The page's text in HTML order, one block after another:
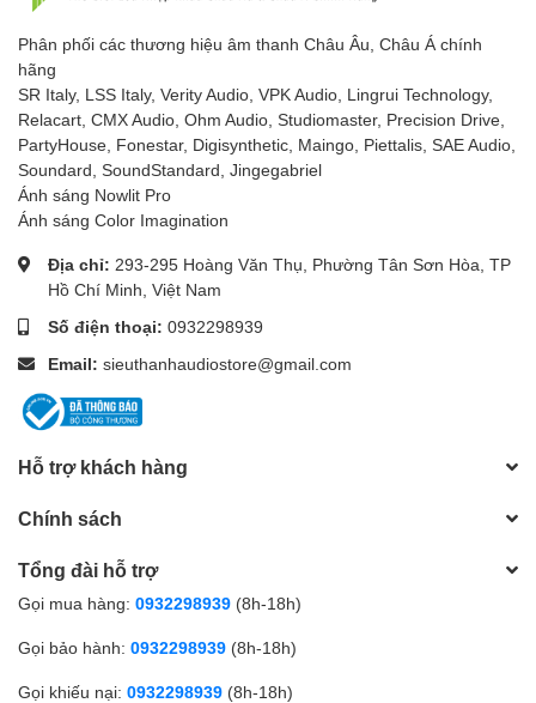
Phân phối các thương hiệu âm thanh Châu Âu, Châu Á chính
hãng
SR Italy, LSS Italy, Verity Audio, VPK Audio, Lingrui Technology,
Relacart, CMX Audio, Ohm Audio, Studiomaster, Precision Drive,
PartyHouse, Fonestar, Digisynthetic, Maingo, Piettalis, SAE Audio,
Soundard, SoundStandard, Jingegabriel
Ánh sáng Nowlit Pro
Ánh sáng Color Imagination
Địa chỉ: 293-295 Hoàng Văn Thụ, Phường Tân Sơn Hòa, TP
Hồ Chí Minh, Việt Nam
Số điện thoại: 0932298939
Email: sieuthanhaudiostore@gmail.com
Hỗ trợ khách hàng
Chính sách
Tổng đài hỗ trợ
Gọi mua hàng: 0932298939 (8h-18h)
Gọi bảo hành: 0932298939 (8h-18h)
Gọi khiếu nại: 0932298939 (8h-18h)